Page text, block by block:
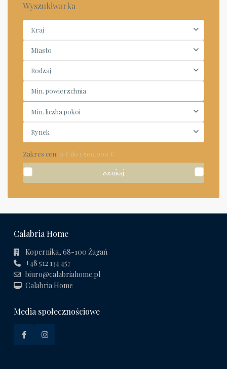
Wyszukiwarka
Kraj
Miasto
Rodzaj
Min. liczba pokoi
Rynek
Zakres cen: 0 € do 1.500.000 €
Szukaj
Calabria Home
Kopernika, 68-100 Żagań
+48 512 134 457
biuro@calabriahome.pl
Calabria Home
Media społecznościowe